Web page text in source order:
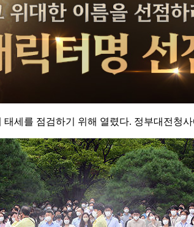
세를 점검하기 위해 열렸다. 정부대전청